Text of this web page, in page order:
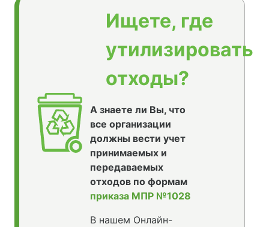
Ищете, где
утилизировать
отходы?
А знаете ли Вы, что
все организации
должны вести учет
принимаемых и
передаваемых
отходов по формам
приказа МПР №1028
В нашем Онлайн-